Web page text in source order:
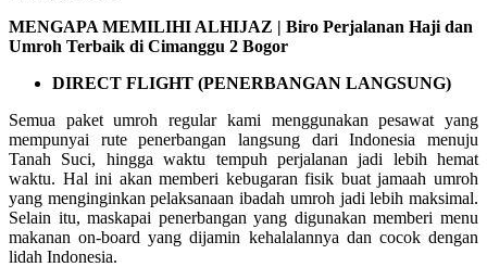
MENGAPA MEMILIHI ALHIJAZ | Biro Perjalanan Haji dan
Umroh Terbaik di Cimanggu 2 Bogor
DIRECT FLIGHT (PENERBANGAN LANGSUNG)
Semua paket umroh regular kami menggunakan pesawat yang
mempunyai rute penerbangan langsung dari Indonesia menuju
Tanah Suci, hingga waktu tempuh perjalanan jadi lebih hemat
waktu. Hal ini akan memberi kebugaran fisik buat jamaah umroh
yang menginginkan pelaksanaan ibadah umroh jadi lebih maksimal.
Selain itu, maskapai penerbangan yang digunakan memberi menu
makanan on-board yang dijamin kehalalannya dan cocok dengan
lidah Indonesia.